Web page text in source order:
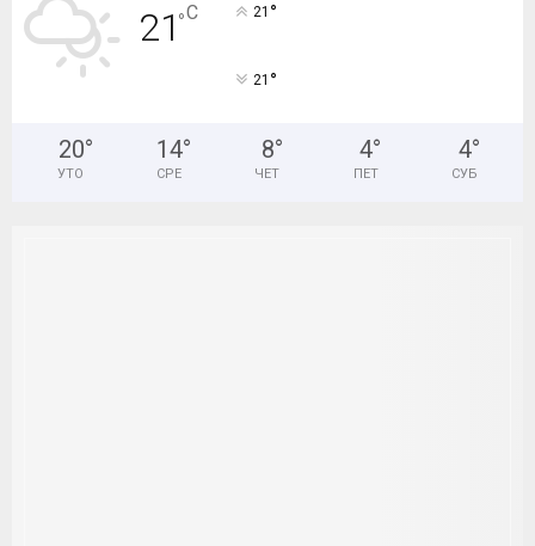
21°C 21 °
21 °
20°
УТО
14°
СРЕ
8°
ЧЕТ
4°
ПЕТ
4°
СУБ